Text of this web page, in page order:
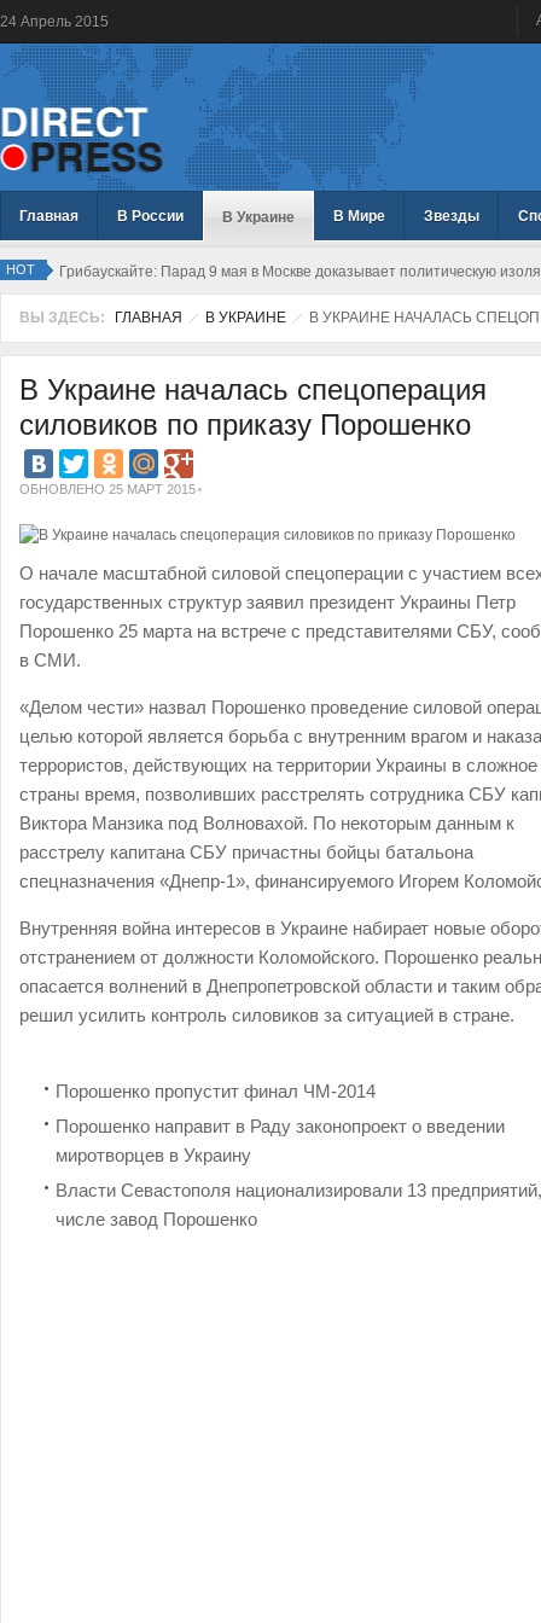
24 Апрель 2015
Главная В России В Украине В Мире Звезды
HOT Грибаускайте: Парад 9 мая в Москве доказывает политическую
ВЫ ЗДЕСЬ: ГЛАВНАЯ В УКРАИНЕ В УКРАИНЕ НАЧАЛАСЬ
В Украине началась спецоперация
силовиков по приказу Порошенко
ОБНОВЛЕНО 25 МАРТ 2015
О начале масштабной силовой спецоперации с участием
государственных структур заявил президент Украины Петр
Порошенко 25 марта на встрече с представителями СБУ,
в СМИ.
«Делом чести» назвал Порошенко проведение силовой
целью которой является борьба с внутренним врагом и
террористов, действующих на территории Украины в
страны время, позволивших расстрелять сотрудника СБУ
Виктора Манзика под Волновахой. По некоторым данным к
расстрелу капитана СБУ причастны бойцы батальона
спецназначения «Днепр-1», финансируемого Игорем
Внутренняя война интересов в Украине набирает новые
отстранением от должности Коломойского. Порошенко
опасается волнений в Днепропетровской области и таким
решил усилить контроль силовиков за ситуацией в стране.
Порошенко пропустит финал ЧМ-2014
Порошенко направит в Раду законопроект о введении
миротворцев в Украину
Власти Севастополя национализировали 13
числе завод Порошенко